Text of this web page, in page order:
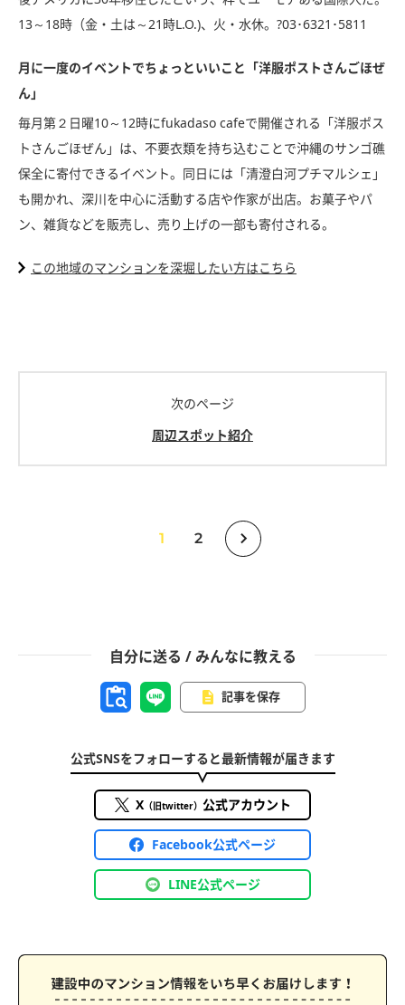
13～18時（金・土は～21時L.O.)、火・水休。?03･6321･5811
月に一度のイベントでちょっといいこと「洋服ポストさんごほぜ
ん」
毎月第２日曜10～12時にfukadaso cafeで開催される「洋服ポス
トさんごほぜん」は、不要衣類を持ち込むことで沖縄のサンゴ礁
保全に寄付できるイベント。同日には「清澄白河プチマルシェ」
も開かれ、深川を中心に活動する店や作家が出店。お菓子やパ
ン、雑貨などを販売し、売り上げの一部も寄付される。
この地域のマンションを深堀したい方はこちら
次のページ
周辺スポット紹介
1 2
自分に送る / みんなに教える
記事を保存
公式SNSをフォローすると最新情報が届きます
X（旧twitter） 公式アカウント
Facebook公式ページ
LINE公式ページ